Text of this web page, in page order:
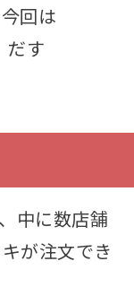
回は
だす
中に数店舗
が注文でき